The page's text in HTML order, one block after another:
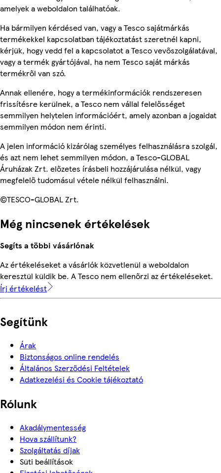
amelyek a weboldalon találhatóak.
Ha bármilyen kérdésed van, vagy a Tesco sajátmárkás
termékekkel kapcsolatban tájékoztatást szeretnél kapni,
kérjük, hogy vedd fel a kapcsolatot a Tesco vevőszolgálatával,
vagy a termék gyártójával, ha nem Tesco saját márkás
termékről van szó.
Annak ellenére, hogy a termékinformációk rendszeresen
frissítésre kerülnek, a Tesco nem vállal felelősséget
semmilyen helytelen információért, amely azonban a jogaidat
semmilyen módon nem érinti.
A jelen információ kizárólag személyes felhasználásra szolgál,
és azt nem lehet semmilyen módon, a Tesco-GLOBAL
Áruházak Zrt. előzetes írásbeli hozzájárulása nélkül, vagy
megfelelő tudomásul vétele nélkül felhasználni.
©TESCO-GLOBAL Zrt.
Még nincsenek értékelések
Segíts a többi vásárlónak
Az értékeléseket a vásárlók közvetlenül a weboldalon
keresztül küldik be. A Tesco nem ellenőrzi az értékeléseket.
Írj értékelést
Segítünk
Árak
Biztonságos online rendelés
Általános Szerződési Feltételek
Adatkezelési és Cookie tájékoztató
Rólunk
Akadálymentesség
Hova szállítunk?
Szolgáltatás díjak
Süti beállítások